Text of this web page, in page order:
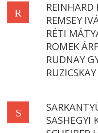
R
REINHARD
REMSEY
RÉTI
ROMEK
RUDNAY
S
SASHEGYI